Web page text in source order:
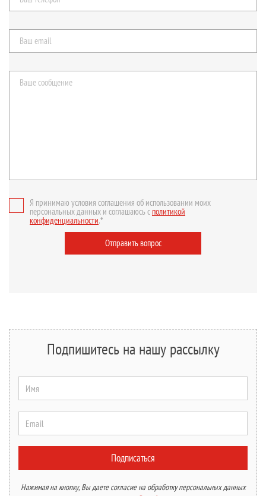
Я принимаю условия соглашения об использовании моих
персональных данных и соглашаюсь сполитикой
конфиденциальности.*
Отправить вопрос
Подпишитесь на нашу рассылку
Имя
Email
Подписаться
Нажимая на кнопку, Вы даете согласие на обработку персональных данных